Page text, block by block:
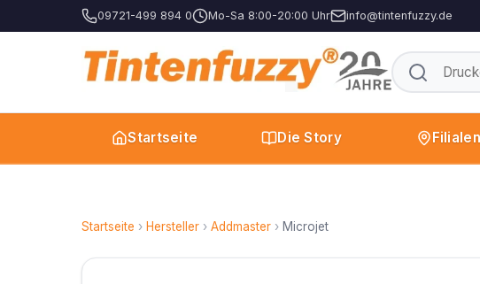
09721-499 894 0 Mo-Sa 8:00-20:00 Uhr info@tintenfuzzy.de
Startseite Die Story Filialen
Startseite › Hersteller › Addmaster › Microjet